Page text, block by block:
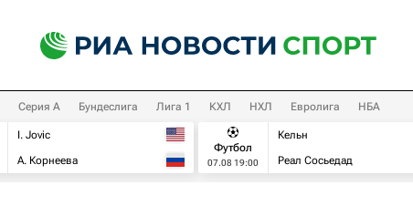
Серия А Бундеслига Лига 1 КХЛ НХЛ Евролига НБА
I. Jovic
А. Корнеева
Футбол
07.08 19:00
Кельн
Реал Сосьедад